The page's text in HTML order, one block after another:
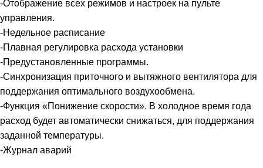
-Отображение всех режимов и настроек на пульте
управления.
-Недельное расписание
-Плавная регулировка расхода установки
-Предустановленные программы.
-Синхронизация приточного и вытяжного вентилятора для
поддержания оптимального воздухообмена.
-Функция «Понижение скорости». В холодное время года
расход будет автоматически снижаться, для поддержания
заданной температуры.
-Журнал аварий